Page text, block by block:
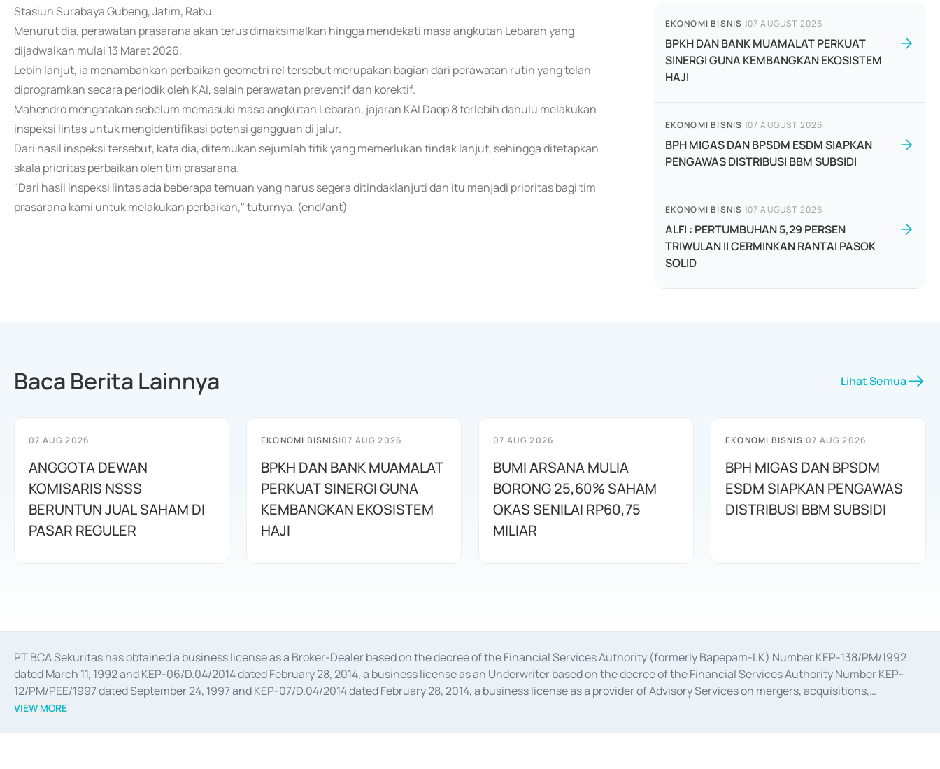
Stasiun Surabaya Gubeng, Jatim, Rabu.
Menurut dia, perawatan prasarana akan terus dimaksimalkan hingga mendekati masa angkutan Lebaran yang
dijadwalkan mulai 13 Maret 2026.
Lebih lanjut, ia menambahkan perbaikan geometri rel tersebut merupakan bagian dari perawatan rutin yang telah
diprogramkan secara periodik oleh KAI, selain perawatan preventif dan korektif.
Mahendro mengatakan sebelum memasuki masa angkutan Lebaran, jajaran KAI Daop 8 terlebih dahulu melakukan
inspeksi lintas untuk mengidentifikasi potensi gangguan di jalur.
Dari hasil inspeksi tersebut, kata dia, ditemukan sejumlah titik yang memerlukan tindak lanjut, sehingga ditetapkan
skala prioritas perbaikan oleh tim prasarana.
"Dari hasil inspeksi lintas ada beberapa temuan yang harus segera ditindaklanjuti dan itu menjadi prioritas bagi tim
prasarana kami untuk melakukan perbaikan," tuturnya. (end/ant)
EKONOMI BISNIS |07 AUGUST 2026
BPKH DAN BANK MUAMALAT PERKUAT
SINERGI GUNA KEMBANGKAN EKOSISTEM
HAJI
EKONOMI BISNIS |07 AUGUST 2026
BPH MIGAS DAN BPSDM ESDM SIAPKAN
PENGAWAS DISTRIBUSI BBM SUBSIDI
EKONOMI BISNIS |07 AUGUST 2026
ALFI : PERTUMBUHAN 5,29 PERSEN
TRIWULAN II CERMINKAN RANTAI PASOK
SOLID
Baca Berita Lainnya Lihat Semua
07 AUG 2026
ANGGOTA DEWAN
KOMISARIS NSSS
BERUNTUN JUAL SAHAM DI
PASAR REGULER
EKONOMI BISNIS|07 AUG 2026
BPKH DAN BANK MUAMALAT
PERKUAT SINERGI GUNA
KEMBANGKAN EKOSISTEM
HAJI
07 AUG 2026
BUMI ARSANA MULIA
BORONG 25,60% SAHAM
OKAS SENILAI RP60,75
MILIAR
EKONOMI BISNIS|07 AUG 2026
BPH MIGAS DAN BPSDM
ESDM SIAPKAN PENGAWAS
DISTRIBUSI BBM SUBSIDI
PT BCA Sekuritas has obtained a business license as a Broker-Dealer based on the decree of the Financial Services Authority (formerly Bapepam-LK) Number KEP-138/PM/1992
dated March 11, 1992 and KEP-06/D.04/2014 dated February 28, 2014, a business license as an Underwriter based on the decree of the Financial Services Authority Number KEP-
12/PM/PEE/1997 dated September 24, 1997 and KEP-07/D.04/2014 dated February 28, 2014, a business license as a provider of Advisory Services on mergers, acquisitions,
divestments, and joint ventures based on the decree of the Financial Services Authority Number S-67/PM.21/2014 dated February 28, 2014, a business license as a provider of
VIEW MORE